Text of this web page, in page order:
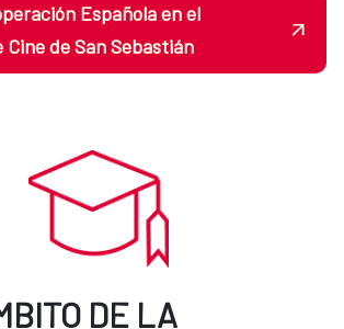
Española en el
Cine de San Sebastián
DE LA